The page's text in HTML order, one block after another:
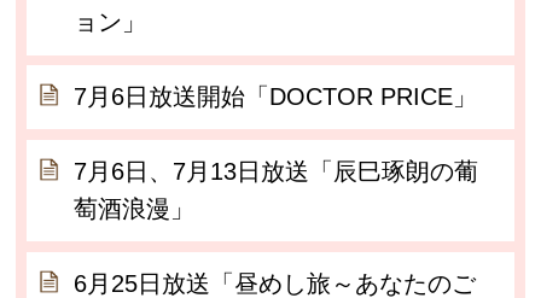
ョン」
7月6日放送開始「DOCTOR PRICE」
7月6日、7月13日放送「辰巳琢朗の葡
萄酒浪漫」
6月25日放送「昼めし旅～あなたのご